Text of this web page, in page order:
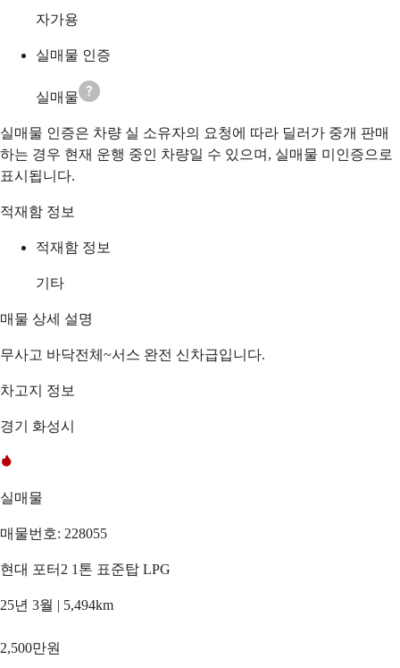
자가용
실매물 인증
실매물
실매물 인증은 차량 실 소유자의 요청에 따라 딜러가 중개 판매
하는 경우 현재 운행 중인 차량일 수 있으며, 실매물 미인증으로
표시됩니다.
적재함 정보
적재함 정보
기타
매물 상세 설명
무사고 바닥전체~서스 완전 신차급입니다.
차고지 정보
경기 화성시
실매물
매물번호: 228055
현대 포터2 1톤 표준탑 LPG
25년 3월 | 5,494km
2,500만원